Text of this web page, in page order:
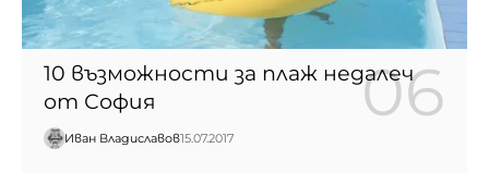
10 възможности за плаж недалеч
от София
Иван Владиславов15.07.2017